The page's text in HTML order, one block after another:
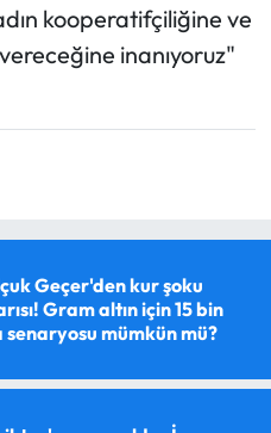
kooperatifçiliğine ve
inanıyoruz"
Geçer'den kur şoku
Gram altın için 15 bin
senaryosu mümkün mü?